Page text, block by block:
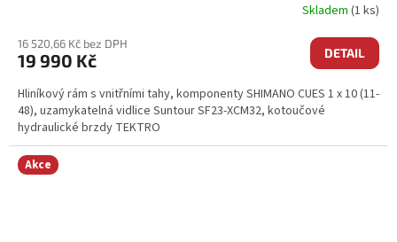
Skladem (1 ks)
16 520,66 Kč bez DPH
19 990 Kč DETAIL
Hliníkový rám s vnitřními tahy, komponenty SHIMANO CUES 1 x 10 (11-
48), uzamykatelná vidlice Suntour SF23-XCM32, kotoučové
hydraulické brzdy TEKTRO
Akce